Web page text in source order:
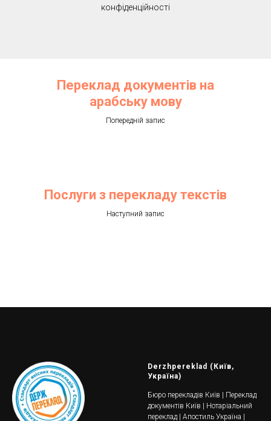
конфіденційності
Переклад документів на
арабську мову
Попередній запис
Послуги з перекладу текстів
Наступний запис
Derzhpereklad (Київ,
Україна)
Бюро перекладів Київ | Переклад
документів Київ | Нотаріальний
переклад | Апостиль Україна |